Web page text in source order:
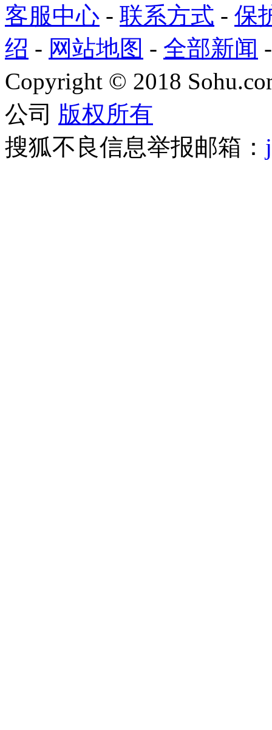
客服中心 - 联系方式 - 保
绍 - 网站地图 - 全部新闻
Copyright © 2018
公司 版权所有
搜狐不良信息举报邮箱：